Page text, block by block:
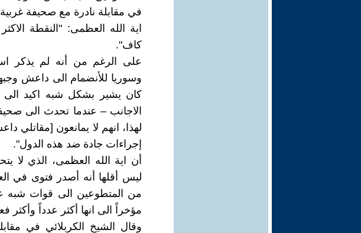
في مقابلة نادرة مع صحيفة
اية الله العظمى: "النقطة
كاف".‏
على الرغم من أنه لم يذكر
وسوريا للأنضمام الى داعش
كان يشير بشكل شبه اكيد الى
الاجانب – عندما تحدث الى
إجراءات جادة ضد هذه الدول".‏
أن اية الله العظمى، الذي لا
ليس أقلها أنه أصدر فتوى في
من المتطوعين الى قوات شبه
مؤخراً الى انها أكثر عدداً
وقال الشيخ الكربلائي في